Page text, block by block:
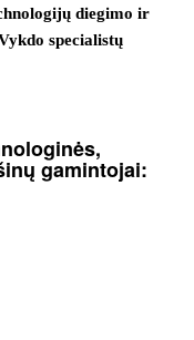
diegimo ir
specialistų
gamintojai: